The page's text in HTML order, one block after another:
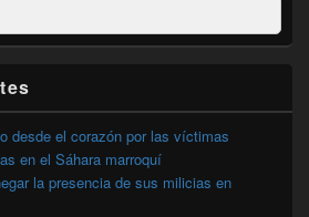
desde el corazón por las víctimas
en el Sáhara marroquí
la presencia de sus milicias en